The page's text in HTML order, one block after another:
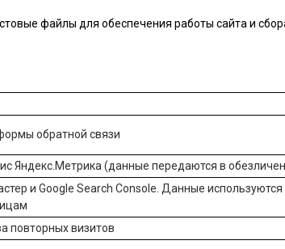
файлы для обеспечения работы сайта и
обратной связи
Яндекс.Метрика (данные передаются в
и Google Search Console . Данные
повторных визитов